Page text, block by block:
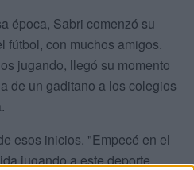
época, Sabri comenzó su
fútbol, con muchos amigos.
jugando, llegó su momento
de un gaditano a los colegios
esos inicios. "Empecé en el
jugando a este deporte,